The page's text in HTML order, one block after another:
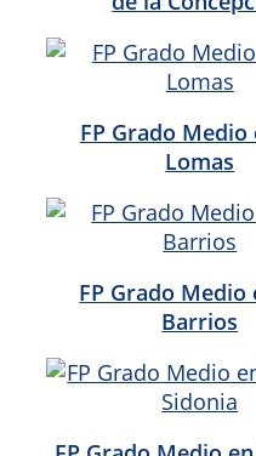
FP Grado Medio
Lomas
FP Grado Medio
Barrios